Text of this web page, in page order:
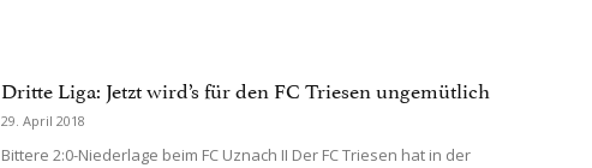
Dritte Liga: Jetzt wird’s für den FC Triesen ungemütlich
29. April 2018
Bittere 2:0-Niederlage beim FC Uznach II Der FC Triesen hat in der